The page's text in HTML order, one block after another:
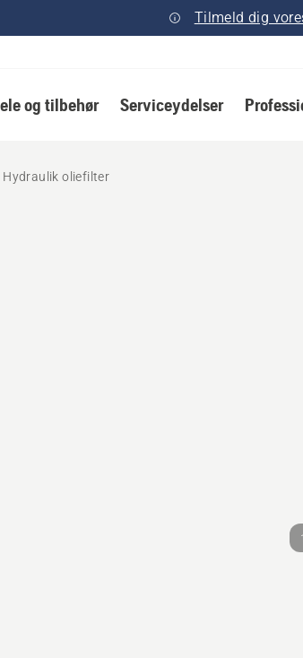
Tilmeld dig
og tilbehør Serviceydelser
Hydraulik oliefilter